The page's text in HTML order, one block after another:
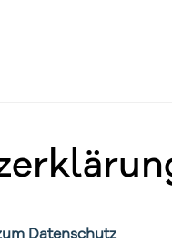
Datenschutz